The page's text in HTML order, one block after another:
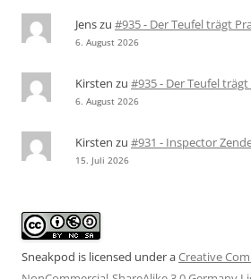
Jenszu #935 - Der Teufel trägt
6. August 2026
Kirsten zu #935 - Der Teufel trägt
6. August 2026
Kirsten zu #931 - Inspector
15. Juli 2026
Sneakpod is licensed under aCreative